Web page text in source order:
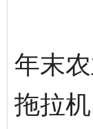
年末
拖拉